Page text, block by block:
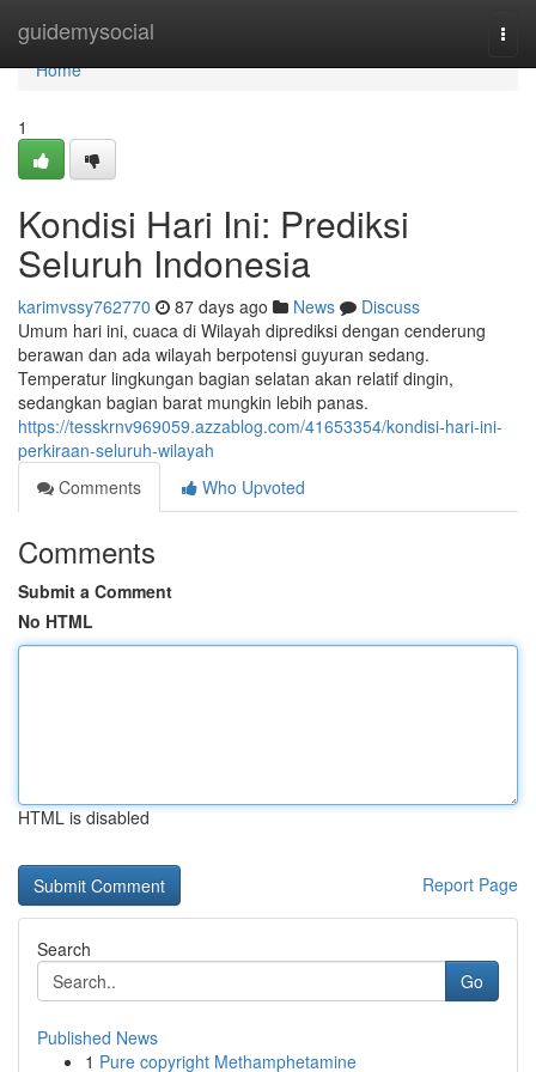
guidemysocial
Home
Home
1
Kondisi Hari Ini: Prediksi
Seluruh Indonesia
karimvssy762770 87 days ago News
Discuss
Umum hari ini, cuaca di Wilayah diprediksi dengan cenderung
berawan dan ada wilayah berpotensi guyuran sedang.
Temperatur lingkungan bagian selatan akan relatif dingin,
sedangkan bagian barat mungkin lebih panas.
https://tesskrnv969059.azzablog.com/41653354/kondisi-hari-ini-
perkiraan-seluruh-wilayah
Comments
Who Upvoted
Comments
Submit a Comment
No HTML
HTML is disabled
Report Page
Search
Go
Published News
1 Pure copyright Methamphetamine